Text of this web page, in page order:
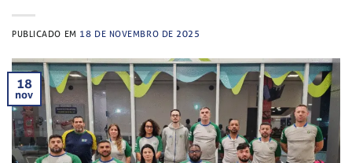
PUBLICADO EM 18 DE NOVEMBRO DE 2025
18
nov